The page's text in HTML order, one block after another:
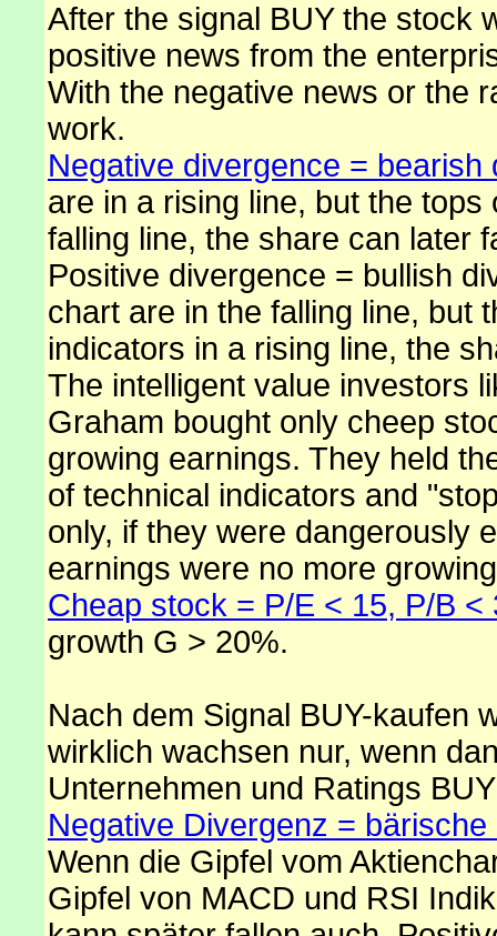
After the signal BUY the stock
positive news from the
With the negative news or the
work.
Negative divergence = bearish
are in a rising line, but the
falling line, the share can later
Positive divergence = bullish
chart are in the falling line, but
indicators in a rising line, the
The intelligent value investors
Graham bought only cheep
growing earnings. They held
of technical indicators and
only, if they were dangerously
earnings were no more
Cheap stock = P/E < 15, P/B <
growth G > 20%.
Nach dem Signal BUY-kaufen
wirklich wachsen nur, wenn
Unternehmen und Ratings
Negative Divergenz =
Wenn die Gipfel vom
Gipfel von MACD und RSI